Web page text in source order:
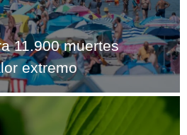
11.900 muertes
extremo